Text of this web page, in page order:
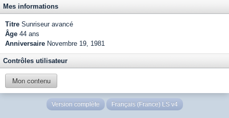
Mes informations
Titre Sunriseur avancé
Âge 44 ans
Anniversaire Novembre 19, 1981
Contrôles utilisateur
Mon contenu
Version complète Français (France) LS v4